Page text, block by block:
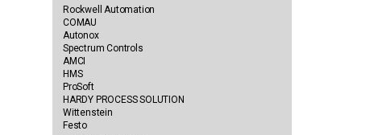
Rockwell Automation
COMAU
Autonox
Spectrum Controls
AMCI
HMS
ProSoft
HARDY PROCESS SOLUTION
Wittenstein
Festo